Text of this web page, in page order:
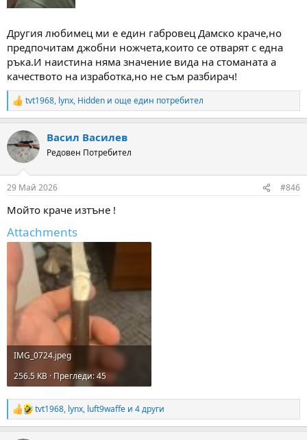
Другия любимец ми е един габровец Дамско краче,но
предпочитам джобни ножчета,които се отварят с една
ръка.И наистина няма значение вида на стоманата а
качеството на изработка,но не съм разбирач!
R
e
c
t
i
n
s
tvt1968, lynx, Hidden и още един потребител
Васил Василев
Редовен Потребител
29 Май 2026 #846
Мойто краче изтъне !
Attachments
IMG_0724.jpeg
256.5 KB · Прегледи: 45
R
e
tvt1968, lynx, luft9waffe и 4 други